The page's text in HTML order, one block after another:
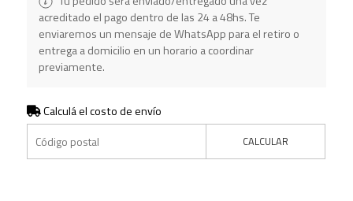
acreditado el pago dentro de las 24 a 48hs. Te
enviaremos un mensaje de WhatsApp para el retiro o
entrega a domicilio en un horario a coordinar
previamente.
Calculá el costo de envío
CALCULAR